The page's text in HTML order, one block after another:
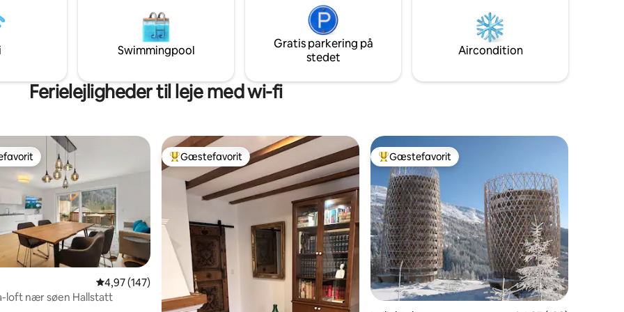
udsigt over haven med en
grillområde.
glæder mig til at se dig! Markus
Neubacher
Swimmingpool
Gratis parkering på
stedet
Aircondition
Ferielejligheder til leje med wi-fi
bedømmelse, 168 omtaler4,97 ud af 5 i gennemsnitlig bedømmelse, 147 omtaler
4,97 (147)
loft nær søen Hallstatt
Bedste gæstefavorit
Gæstefavorit Bedste gæstefavorit
Gæstefavorit